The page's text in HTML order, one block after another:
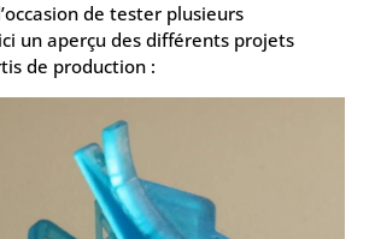
de tester plusieurs
un aperçu des différents projets
de production :